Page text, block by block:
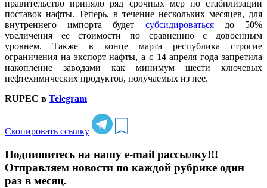
правительство приняло ряд срочных мер по стабилизации
поставок нафты. Теперь, в течение нескольких месяцев, для
внутреннего импорта будет субсидироватьсядо 50%
увеличения ее стоимости по сравнению с довоенным
уровнем. Также в конце марта республика строгие
ограничения на экспорт нафты, а с 14 апреля года запретила
накопление заводами как минимум шести ключевых
нефтехимических продуктов, получаемых из нее.
RUPEC в Telegram
Скопировать ссылку
Подпишитесь на нашу e-mail рассылку!!!
Отправляем новости по каждой рубрике один
раз в месяц.